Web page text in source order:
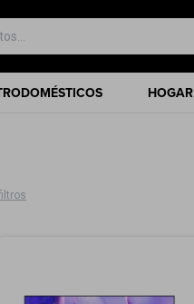
HOGAR